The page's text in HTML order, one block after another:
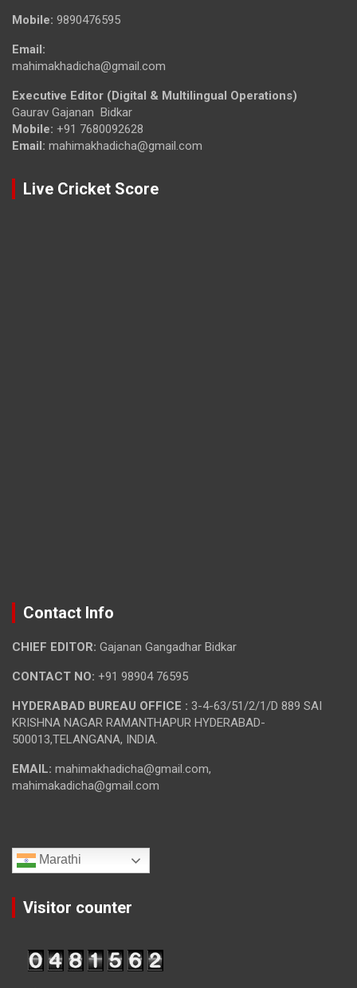
Mobile: 9890476595
Email:
mahimakhadicha@gmail.com
Executive Editor (Digital & Multilingual Operations)
Gaurav Gajanan Bidkar
Mobile: +91 7680092628
Email: mahimakhadicha@gmail.com
Live Cricket Score
Contact Info
CHIEF EDITOR: Gajanan Gangadhar Bidkar
CONTACT NO: +91 98904 76595
HYDERABAD BUREAU OFFICE : 3-4-63/51/2/1/D 889 SAI
KRISHNA NAGAR RAMANTHAPUR HYDERABAD-
500013,TELANGANA, INDIA.
EMAIL: mahimakhadicha@gmail.com,
mahimakadicha@gmail.com
Marathi
Visitor counter